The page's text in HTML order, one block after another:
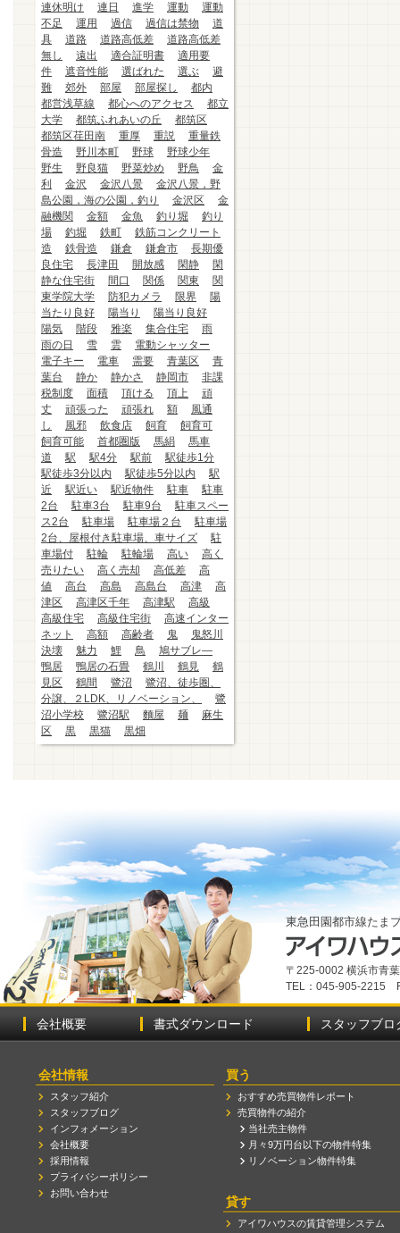
連休明け
連日 進学 運動
運動
不足
運用 過信 過信は禁物
道
具
道路 道路高低差
道路高低差
無し
遠出 適合証明書
適用要
件
遮音性能 選ばれた 選ぶ
避
難
郊外 部屋 部屋探し
都内
都営浅草線
都心へのアクセス
都立
大学
都筑ふれあいの丘
都筑区
都筑区荏田南
重厚 重説
重量鉄
骨造
野川本町 野球
野球少年
野生
野良猫 野菜炒め 野鳥
金
利
金沢 金沢八景
金沢八景，野
島公園，海の公園，釣り
金沢区
金
融機関
金額 金魚 釣り堀
釣り
場
釣堀 鉄町
鉄筋コンクリート
造
鉄骨造 鎌倉 鎌倉市
長期優
良住宅
長津田 開放感 閑静
閑
静な住宅街
間口 関係 関東
関
東学院大学
防犯カメラ 限界
陽
当たり良好
陽当り
陽当り良好
陽気
階段 雅楽 集合住宅
雨
雨の日
雪 雲
電動シャッター
電子キー
電車 需要 青葉区
青
葉台
静か 静かさ 静岡市
非課
税制度
面積 頂ける 頂上
頑
丈
頑張った 頑張れ 額
風通
し
風邪 飲食店 飼育
飼育可
飼育可能
首都圏版 馬絹
馬車
道
駅 駅4分 駅前
駅徒歩1分
駅徒歩3分以内
駅徒歩5分以内
駅
近
駅近い 駅近物件 駐車
駐車
2台
駐車3台 駐車9台
駐車スペー
ス2台
駐車場 駐車場２台
駐車場
2台、屋根付き駐車場、車サイズ
駐
車場付
駐輪 駐輪場 高い
高く
売りたい
高く売却 高低差
高
値
高台 高島 高島台 高津
高
津区
高津区千年 高津駅
高級
高級住宅
高級住宅街
高速インター
ネット
高額 高齢者 鬼
鬼怒川
決壊
魅力 鯉 鳥
鳩サブレ―
鴨居
鴨居の石畳 鶴川 鶴見
鶴
見区
鶴間 鷺沼
鷺沼、徒歩圏、
分譲、２LDK、リノベーション、
鷺
沼小学校
鷺沼駅 麵屋 麺
麻生
区
黒 黒猫 黒畑
東急田園都市線たま
〒225-0002 横浜市青
TEL：045-905-2215
会社概要 書式ダウンロード スタッフブロ
会社情報
スタッフ紹介
スタッフブログ
インフォメーション
会社概要
採用情報
プライバシーポリシー
お問い合わせ
買う
おすすめ売買物件レポート
売買物件の紹介
当社売主物件
月々9万円台以下の物件特集
リノベーション物件特集
貸す
アイワハウスの賃貸管理システム